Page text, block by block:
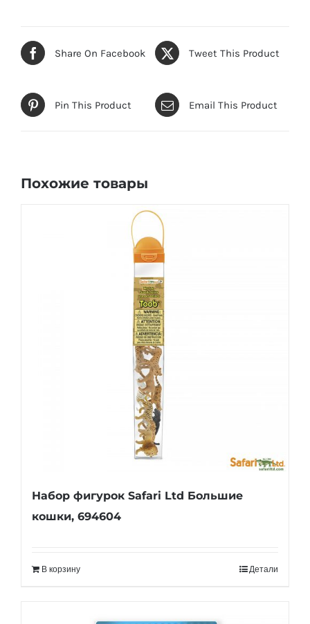
Share On Facebook Tweet This Product
Pin This Product Email This Product
Похожие товары
Набор фигурок Safari Ltd Большие
кошки, 694604
В корзину Детали